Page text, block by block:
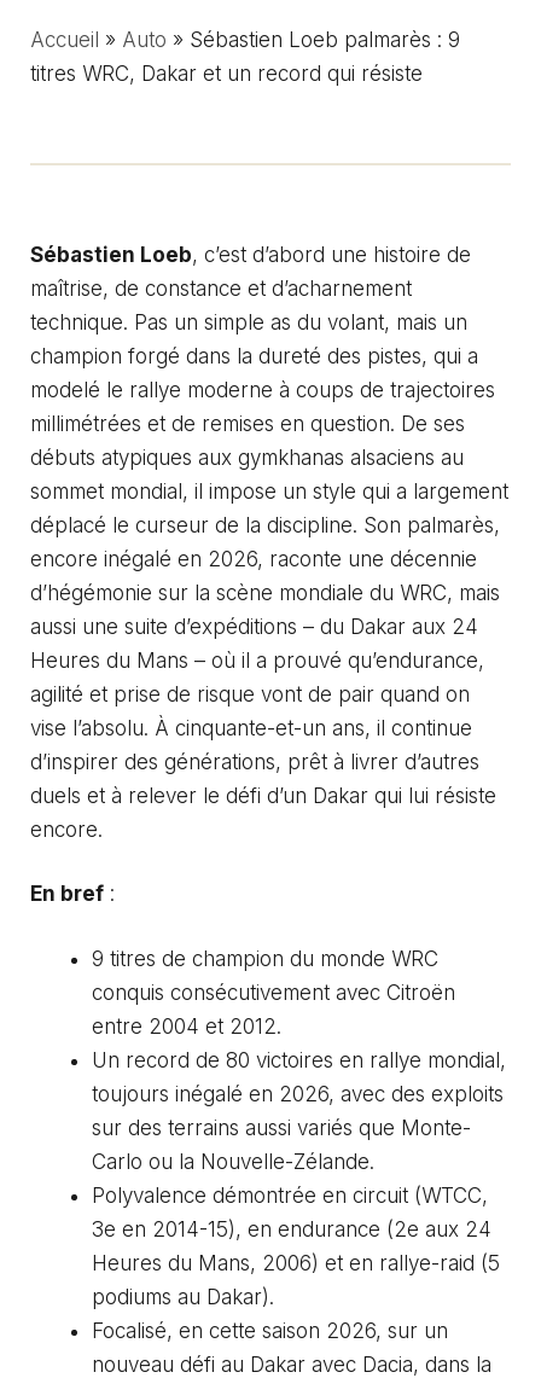
Accueil » Auto » Sébastien Loeb palmarès : 9
titres WRC, Dakar et un record qui résiste
Sébastien Loeb, c’est d’abord une histoire de
maîtrise, de constance et d’acharnement
technique. Pas un simple as du volant, mais un
champion forgé dans la dureté des pistes, qui a
modelé le rallye moderne à coups de trajectoires
millimétrées et de remises en question. De ses
débuts atypiques aux gymkhanas alsaciens au
sommet mondial, il impose un style qui a largement
déplacé le curseur de la discipline. Son palmarès,
encore inégalé en 2026, raconte une décennie
d’hégémonie sur la scène mondiale du WRC, mais
aussi une suite d’expéditions – du Dakar aux 24
Heures du Mans – où il a prouvé qu’endurance,
agilité et prise de risque vont de pair quand on
vise l’absolu. À cinquante-et-un ans, il continue
d’inspirer des générations, prêt à livrer d’autres
duels et à relever le défi d’un Dakar qui lui résiste
encore.
En bref :
9 titres de champion du monde WRC
conquis consécutivement avec Citroën
entre 2004 et 2012.
Un record de 80 victoires en rallye mondial,
toujours inégalé en 2026, avec des exploits
sur des terrains aussi variés que Monte-
Carlo ou la Nouvelle-Zélande.
Polyvalence démontrée en circuit (WTCC,
3e en 2014-15), en endurance (2e aux 24
Heures du Mans, 2006) et en rallye-raid (5
podiums au Dakar).
Focalisé, en cette saison 2026, sur un
nouveau défi au Dakar avec Dacia, dans la